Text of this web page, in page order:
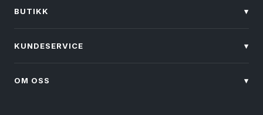
BUTIKK ▾
KUNDESERVICE ▾
OM OSS ▾